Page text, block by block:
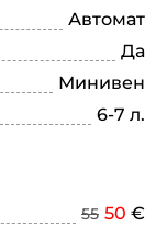
Автомат
Да
Минивен
6-7 л.
55 50 €